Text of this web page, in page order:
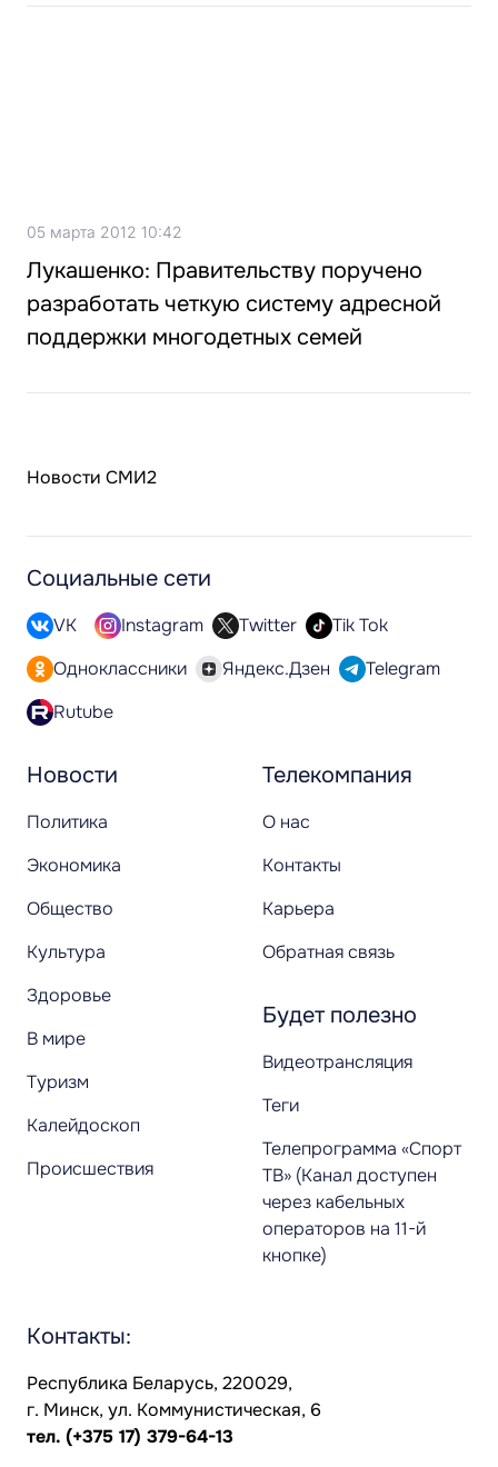
05 марта 2012 10:42
Лукашенко: Правительству поручено
разработать четкую систему адресной
поддержки многодетных семей
Новости СМИ2
Новости
Политика
Экономика
Общество
Культура
Здоровье
В мире
Туризм
Калейдоскоп
Происшествия
Телекомпания
О нас
Контакты
Карьера
Обратная связь
Будет полезно
Видеотрансляция
Теги
Телепрограмма «Спорт
ТВ» (Канал доступен
через кабельных
операторов на 11-й
кнопке)
Социальные сети
VK Instagram Twitter
Tik Tok
Одноклассники
Яндекс.Дзен
Telegram
Rutube
Контакты:
Республика Беларусь, 220029,
г. Минск, ул. Коммунистическая, 6
тел. (+375 17) 379-64-13